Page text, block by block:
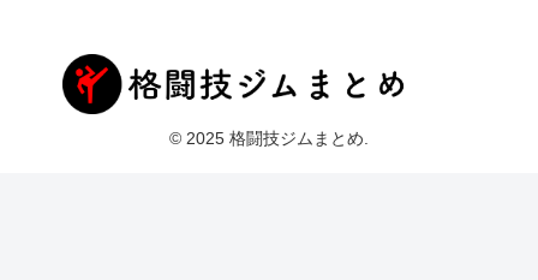
© 2025 格闘技ジムまとめ.